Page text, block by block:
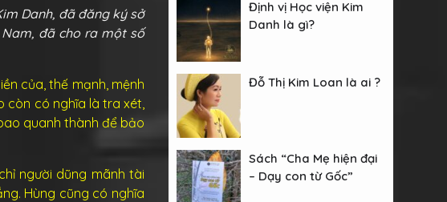
Danh, đã đăng ký sở
đã cho ra một số
của, thế mạnh, mệnh
còn có nghĩa là tra xét,
quanh thành để bảo
người dũng mãnh tài
Hùng cũng có nghĩa
Định vị Học viện Kim
Danh là gì?
Đỗ Thị Kim Loan là ai ?
Sách “Cha Mẹ hiện đại
– Dạy con từ Gốc”